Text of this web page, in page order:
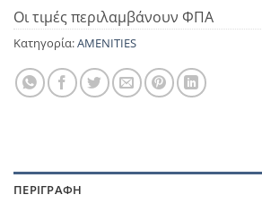
Οι τιμές περιλαμβάνουν ΦΠΑ
Κατηγορία:AMENITIES
ΠΕΡΙΓΡΑΦΉ